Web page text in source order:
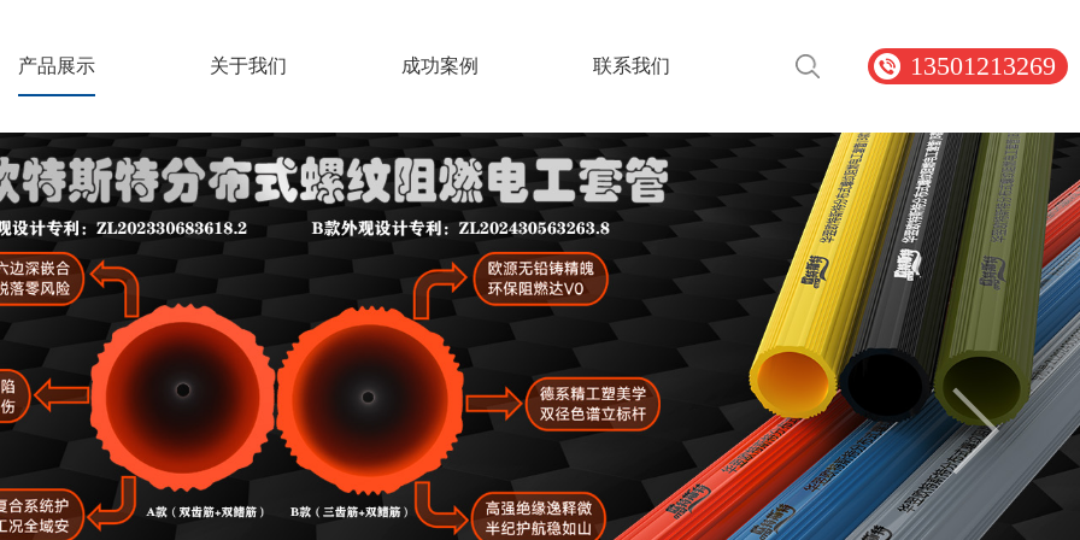
产品展示 关于我们 成功案例 联系我们 13501213269